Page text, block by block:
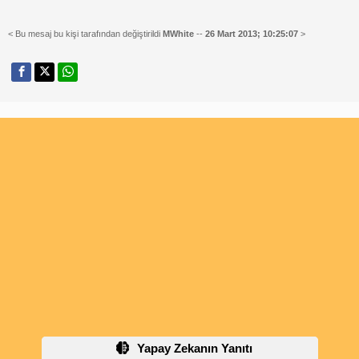
< Bu mesaj bu kişi tarafından değiştirildi MWhite -- 26 Mart 2013; 10:25:07 >
Yapay Zekanın Yanıtı